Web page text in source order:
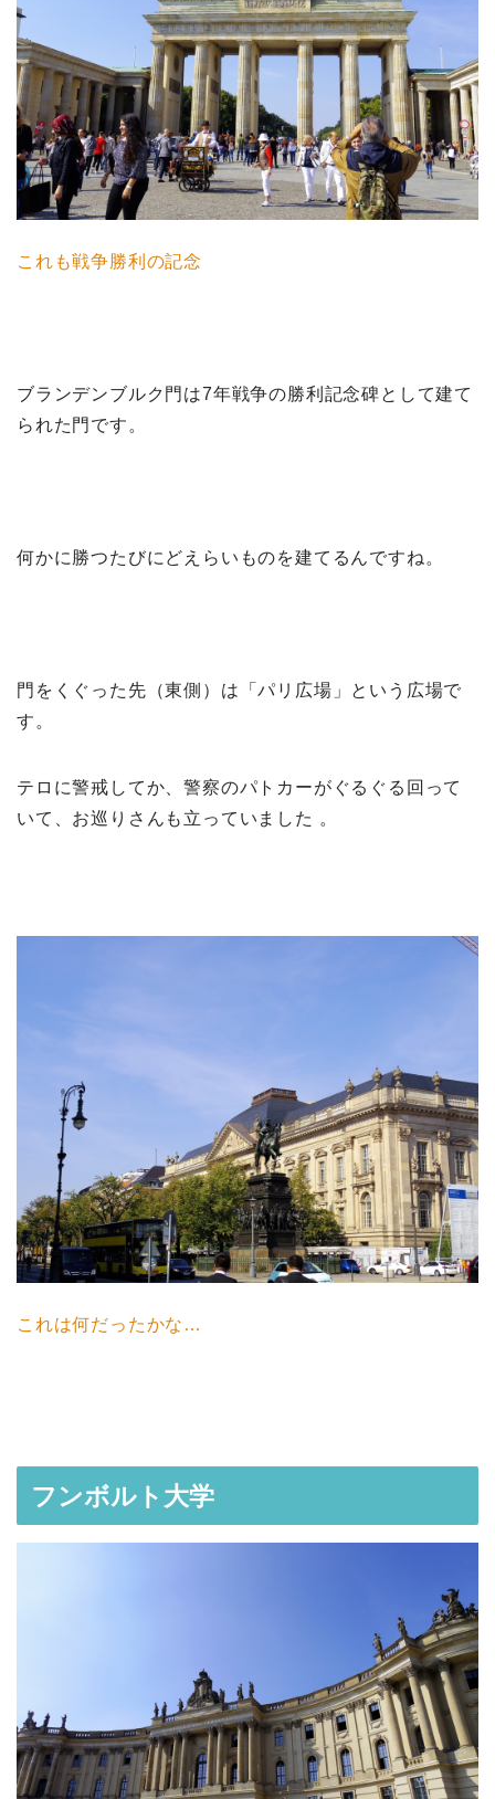
これも戦争勝利の記念
ブランデンブルク門は7年戦争の勝利記念碑として建て
られた門です。
何かに勝つたびにどえらいものを建てるんですね。
門をくぐった先（東側）は「パリ広場」という広場で
す。
テロに警戒してか、警察のパトカーがぐるぐる回って
いて、お巡りさんも立っていました 。
これは何だったかな…
フンボルト大学